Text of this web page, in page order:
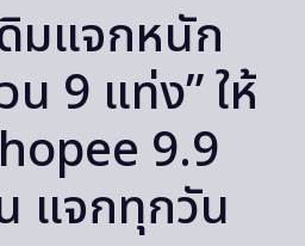
มแจกหนัก
9 แท่ง” ให้
9.9
แจกทุกวัน